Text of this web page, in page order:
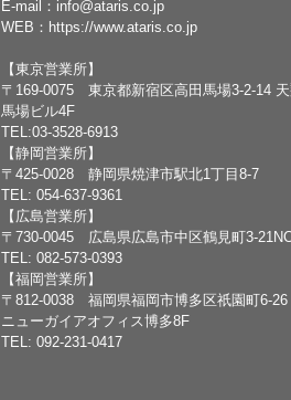
E-mail： info@ataris.co.jp
WEB： https://www.ataris.co.jp
【東京営業所】
〒169-0075 東京都新宿区高田馬場3-2-14 天
馬場ビル4F
TEL:03-3528-6913
【静岡営業所】
〒425-0028 静岡県焼津市駅北1丁目8-7
TEL: 054-637-9361
【広島営業所】
〒730-0045 広島県広島市中区鶴見町3-
TEL: 082-573-0393
【福岡営業所】
〒812-0038 福岡県福岡市博多区祇園町6-26
ニューガイアオフィス博多8F
TEL: 092-231-0417